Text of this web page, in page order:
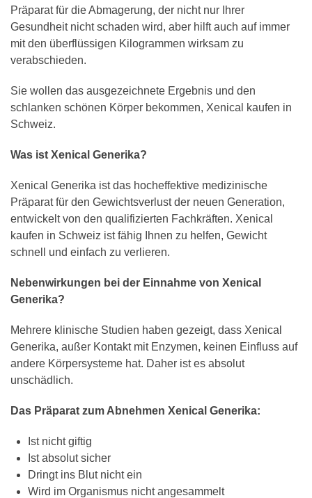
Präparat für die Abmagerung, der nicht nur Ihrer
Gesundheit nicht schaden wird, aber hilft auch auf immer
mit den überflüssigen Kilogrammen wirksam zu
verabschieden.
Sie wollen das ausgezeichnete Ergebnis und den
schlanken schönen Körper bekommen, Xenical kaufen in
Schweiz.
Was ist Xenical Generika?
Xenical Generika ist das hocheffektive medizinische
Präparat für den Gewichtsverlust der neuen Generation,
entwickelt von den qualifizierten Fachkräften. Xenical
kaufen in Schweiz ist fähig Ihnen zu helfen, Gewicht
schnell und einfach zu verlieren.
Nebenwirkungen bei der Einnahme von Xenical
Generika?
Mehrere klinische Studien haben gezeigt, dass Xenical
Generika, außer Kontakt mit Enzymen, keinen Einfluss auf
andere Körpersysteme hat. Daher ist es absolut
unschädlich.
Das Präparat zum Abnehmen Xenical Generika:
Ist nicht giftig
Ist absolut sicher
Dringt ins Blut nicht ein
Wird im Organismus nicht angesammelt